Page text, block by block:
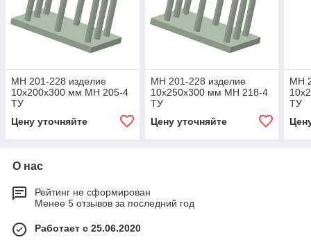
МН 201-228 изделие
10x200x300 мм МН 205-4
ТУ
Цену уточняйте
МН 201-228 изделие
10x250x300 мм МН 218-4
ТУ
Цену уточняйте
МН
ТУ
О нас
Рейтинг не сформирован
Менее 5 отзывов за последний год
Работает с 25.06.2020